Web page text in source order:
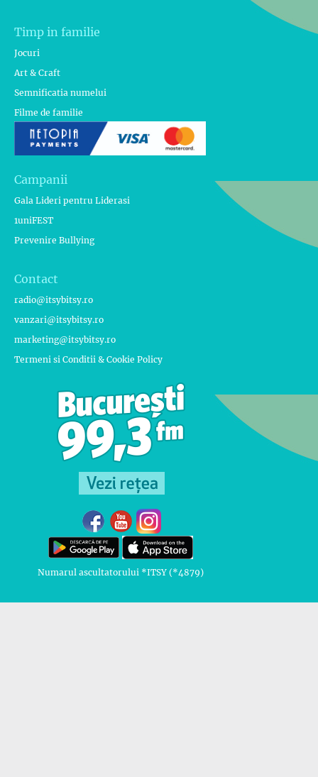
Timp in familie
Jocuri
Art & Craft
Semnificatia numelui
Filme de familie
Campanii
Gala Lideri pentru Liderasi
1uniFEST
Prevenire Bullying
Contact
radio@itsybitsy.ro
vanzari@itsybitsy.ro
marketing@itsybitsy.ro
Termeni si Conditii & Cookie Policy
Numarul ascultatorului *ITSY (*4879)